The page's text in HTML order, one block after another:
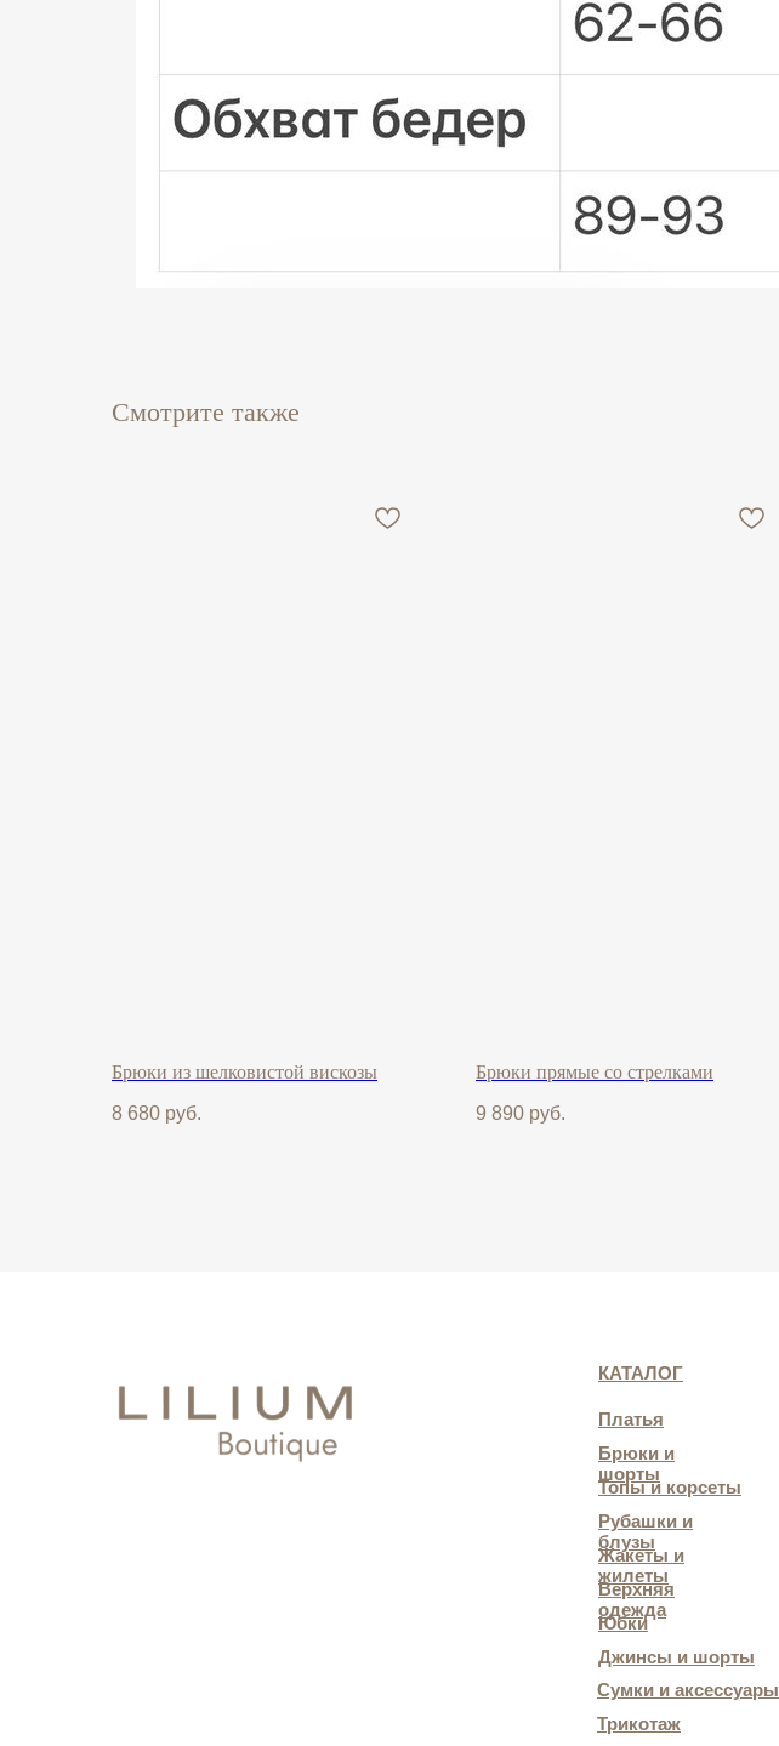
Смотрите также
Брюки из шелковистой вискозы
8 680 руб.
Брюки прямые со стрелками
9 890 руб.
КАТАЛОГ
Платья
Брюки и
шорты
Топы и корсеты
Рубашки и
блузы
Жакеты и
жилеты
Верхняя
одежда
Сумки и аксессуары
Трикотаж
Юбки
Джинсы и шорты